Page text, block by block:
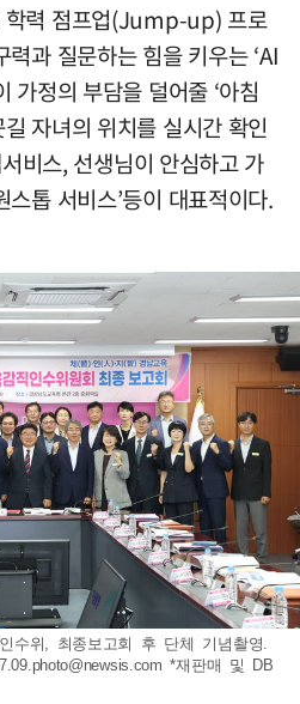
학력 점프업(Jump-up) 프로
력과 질문하는 힘을 키우는 ‘AI
가정의 부담을 덜어줄 ‘아침
자녀의 위치를 실시간 확인
비스, 선생님이 안심하고 가
스톱 서비스’등이 대표적이다.
수위, 최종보고회 후 단체 기념촬영.
*재판매 및 DB